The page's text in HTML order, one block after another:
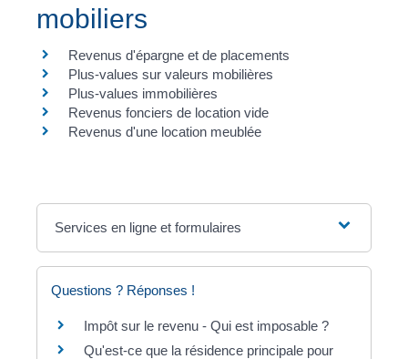
mobiliers
Revenus d'épargne et de placements
Plus-values sur valeurs mobilières
Plus-values immobilières
Revenus fonciers de location vide
Revenus d'une location meublée
Services en ligne et formulaires
Questions ? Réponses !
Impôt sur le revenu - Qui est imposable ?
Qu'est-ce que la résidence principale pour